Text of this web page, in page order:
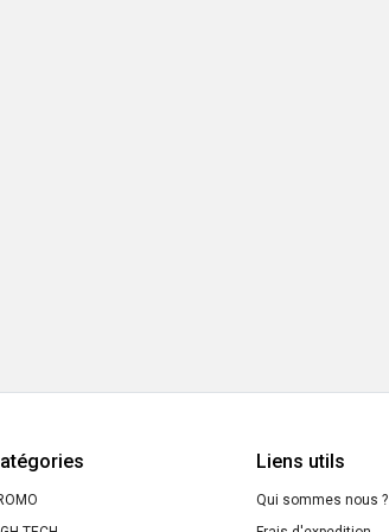
Liens utils
Qui sommes nous ?